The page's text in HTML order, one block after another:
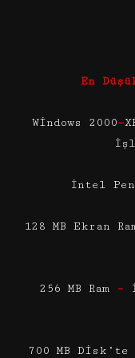
En
Windows 2000–
İntel
128 MB Ekran
256 MB Ram –
700 MB Disk’te